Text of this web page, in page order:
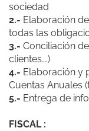
sociedad
2.- Elaboración
todas las
3.- Conciliación
clientes….)
4.- Elaboración y
Cuentas Anuales
5.- Entrega de
FISCAL :